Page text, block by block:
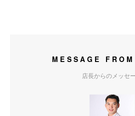
MESSAGE
店長からのメッセ